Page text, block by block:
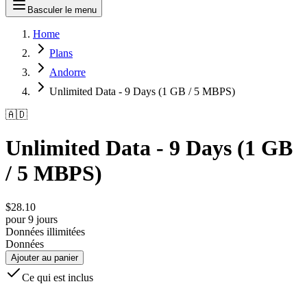
Basculer le menu
Home
Plans
Andorre
Unlimited Data - 9 Days (1 GB / 5 MBPS)
🇦🇩
Unlimited Data - 9 Days (1 GB
/ 5 MBPS)
$28.10
pour 9 jours
Données illimitées
Données
Ajouter au panier
Ce qui est inclus